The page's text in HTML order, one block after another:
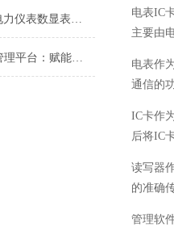
PD6000-25多功能电力仪表数显表-产品介绍
YC-9002综合能源管理平台：赋能绿色发展与高效运营的革新之举
电表IC
主要由
电表作
通信的
IC卡作
后将IC
读写器
的准确
管理软